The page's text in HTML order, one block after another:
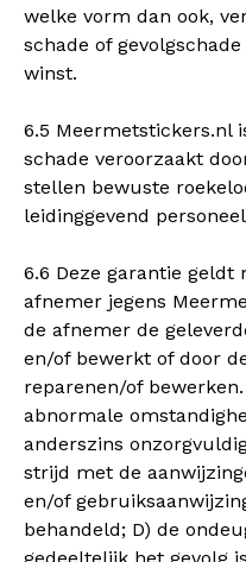
welke vorm dan ook,
schade of
winst.
6.5 Meermetstickers.nl
schade veroorzaakt
stellen bewuste
leidinggevend
6.6 Deze garantie geldt
afnemer jegens
de afnemer de
en/of bewerkt of door
reparenen/of
abnormale
anderszins
strijd met de
en/of
behandeld; D) de